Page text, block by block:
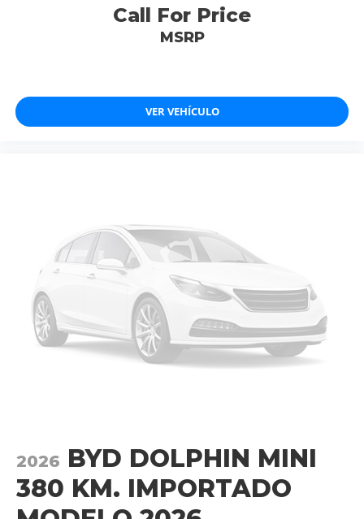
Call For Price
MSRP
VER VEHÍCULO
2026 BYD DOLPHIN MINI
380 KM. IMPORTADO